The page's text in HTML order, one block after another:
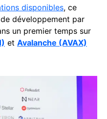
disponibles, ce
développement par
un premier temps sur
et Avalanche (AVAX)